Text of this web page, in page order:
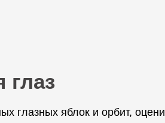
глаз
глазных яблок и орбит,